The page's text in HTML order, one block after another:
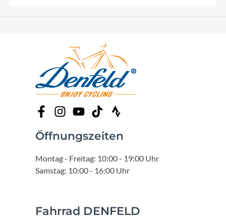
Öffnungszeiten
Montag - Freitag: 10:00 - 19:00 Uhr
Samstag: 10:00 - 16:00 Uhr
Fahrrad DENFELD